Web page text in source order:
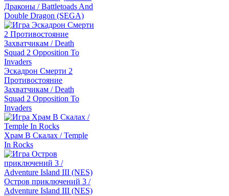
Драконы / Battletoads And
Double Dragon (SEGA)
Эскадрон Смерти 2
Противостояние
Захватчикам / Death
Squad 2 Opposition To
Invaders
Храм В Скалах / Temple
In Rocks
Остров приключений 3 /
Adventure Island III (NES)